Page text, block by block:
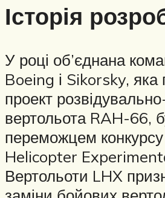
Історія
У році об’єднана
Boeing і Sikorsky, яка
проект
вертольота RAH-66,
переможцем
Helicopter
Вертольоти LHX